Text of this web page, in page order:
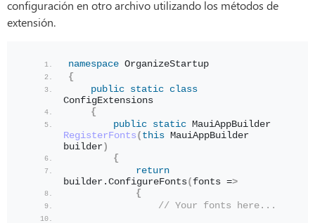
configuración en otro archivo utilizando los métodos de
extensión.
namespace OrganizeStartup
{
public static class
ConfigExtensions
{
public static
RegisterFonts ( this MauiAppBuilder
builder)
{
return
builder. ConfigureFonts( fonts =>
{
// Your fonts here...